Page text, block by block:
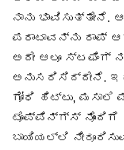
ನಾನು
ಪರಾಟಾವನ್ನು
ಅದೇ ಆಲೂ
ಅನುಸರಿಸಿದ್ದೇನೆ.
ಗೋಧಿ ಹಿಟ್ಟು,
ಟೊಪ್ಪಿನ್ಗ್ಸ್ ನೊಂದಿಗೆ
ಬಾಯಿಯಲ್ಲಿ